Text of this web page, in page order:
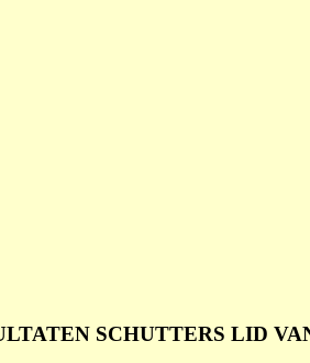
SCHUTTERS LID